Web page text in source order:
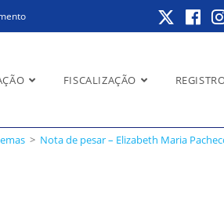
FISCALIZAÇÃO
> Nota de pesar – Elizabeth Maria